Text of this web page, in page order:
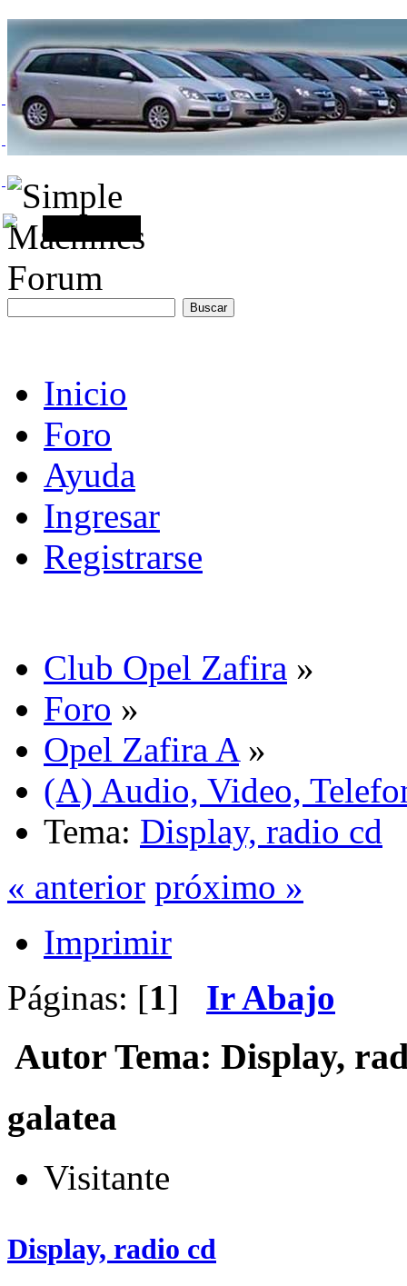
Inicio
Foro
Ayuda
Ingresar
Registrarse
Club Opel Zafira »
Foro »
Opel Zafira A»
(A) Audio, Video,
Tema: Display, radio cd
« anterior próximo »
Imprimir
Páginas: [1] Ir Abajo
Autor Tema: Display,
galatea
Visitante
Display, radio cd